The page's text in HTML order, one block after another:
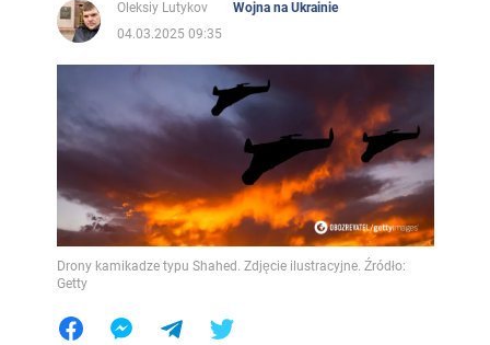
Oleksiy Lutykov
Wojna na Ukrainie
04.03.2025 09:35
Drony kamikadze typu Shahed. Zdjęcie ilustracyjne. Źródło:
Getty